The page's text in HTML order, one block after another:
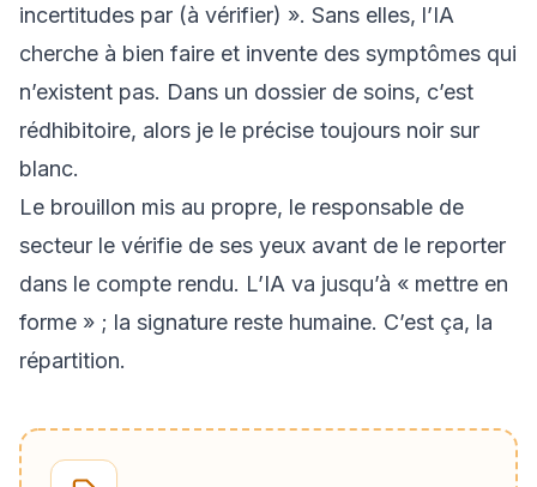
incertitudes par (à vérifier) ». Sans elles, l’IA
cherche à bien faire et invente des symptômes qui
n’existent pas. Dans un dossier de soins, c’est
rédhibitoire, alors je le précise toujours noir sur
blanc.
Le brouillon mis au propre, le responsable de
secteur le vérifie de ses yeux avant de le reporter
dans le compte rendu. L’IA va jusqu’à « mettre en
forme » ; la signature reste humaine. C’est ça, la
répartition.